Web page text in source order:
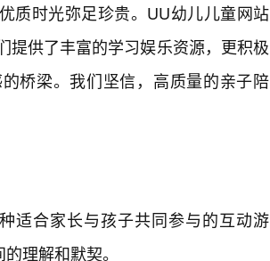
质时光弥足珍贵。UU幼儿儿童网站
提供了丰富的学习娱乐资源，更积极
桥梁。我们坚信，高质量的亲子陪
适合家长与孩子共同参与的互动游
理解和默契。